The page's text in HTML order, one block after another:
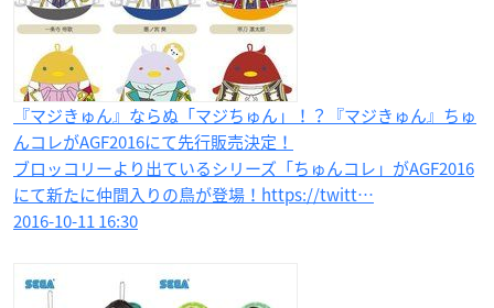
『マジきゅん』ならぬ「マジちゅん」！？『マジきゅん』ちゅ
んコレがAGF2016にて先行販売決定！
ブロッコリーより出ているシリーズ「ちゅんコレ」がAGF2016
にて新たに仲間入りの鳥が登場！https://twitt…
2016-10-11 16:30